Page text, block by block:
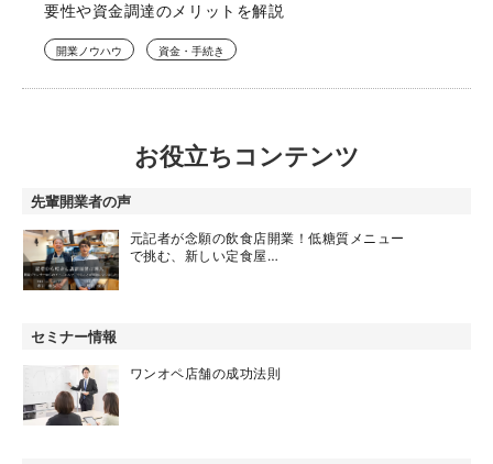
要性や資金調達のメリットを解説
開業ノウハウ 資金・手続き
お役立ちコンテンツ
先輩開業者の声
元記者が念願の飲食店開業！低糖質メニュー
で挑む、新しい定食屋…
セミナー情報
ワンオペ店舗の成功法則